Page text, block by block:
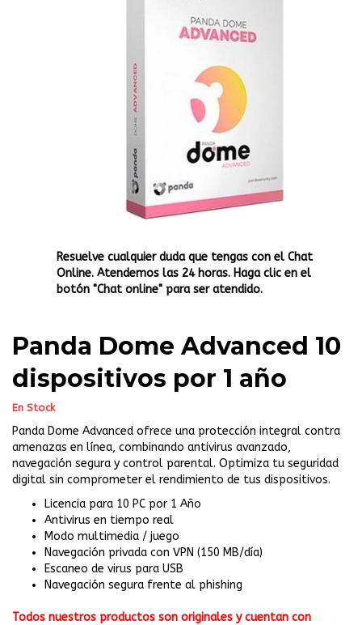
Resuelve cualquier duda que tengas con el Chat
Online. Atendemos las 24 horas. Haga clic en el
botón "Chat online" para ser atendido.
Panda Dome Advanced 10
dispositivos por 1 año
En Stock
Panda Dome Advanced ofrece una protección integral contra
amenazas en línea, combinando antivirus avanzado,
navegación segura y control parental. Optimiza tu seguridad
digital sin comprometer el rendimiento de tus dispositivos.
Licencia para 10 PC por 1 Año
Antivirus en tiempo real
Modo multimedia / juego
Navegación privada con VPN (150 MB/día)
Escaneo de virus para USB
Navegación segura frente al phishing
Todos nuestros productos son originales y cuentan con